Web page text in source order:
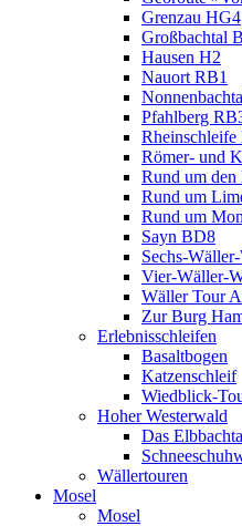
Grenzau HG4
Großbachtal
Hausen H2
Nauort RB1
Pfahlberg
Rheinschleife
Römer- und
Rund um
Rund um
Rund um
Sayn BD8
Sechs-
Vier-Wäller-
Wäller Tour
Zur Burg
Erlebnisschleifen
Basaltbogen
Katzenschleif
Wiedblick-
Hoher Westerwald
Das
Wällertouren
Mosel
Mosel